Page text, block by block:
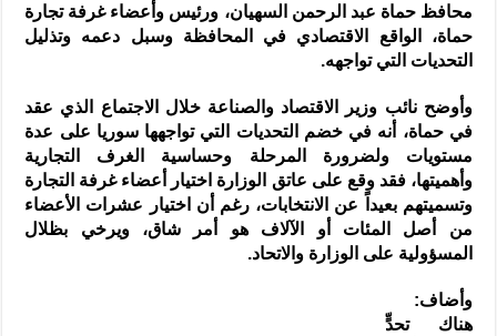
محافظ حماة عبد الرحمن السهيان، ورئيس وأعضاء غرفة تجارة
حماة، الواقع الاقتصادي في المحافظة وسبل دعمه وتذليل
التحديات التي تواجهه.
وأوضح نائب وزير الاقتصاد والصناعة خلال الاجتماع الذي عقد
في حماة، أنه في خضم التحديات التي تواجهها سوريا على عدة
مستويات ولضرورة المرحلة وحساسية الغرف التجارية
وأهميتها، فقد وقع على عاتق الوزارة اختيار أعضاء غرفة التجارة
وتسميتهم بعيداً عن الانتخابات، رغم أن اختيار عشرات الأعضاء
من أصل المئات أو الآلاف هو أمر شاق، ويرخي بظلال
المسؤولية على الوزارة والاتحاد.
وأضاف:
هناك تحدٍّ